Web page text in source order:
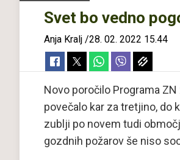
Svet bo vedno
Anja Kralj /28. 02. 2022 15.44
Novo poročilo Programa
povečalo kar za tretjino, do
zublji po novem tudi
gozdnih požarov še niso